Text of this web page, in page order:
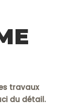
travaux
du détail.